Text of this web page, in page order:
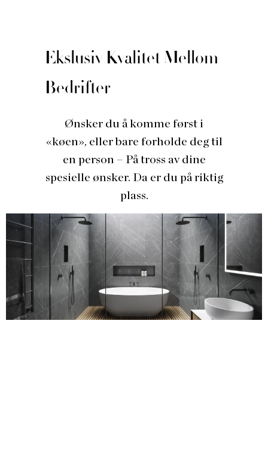
Ekslusiv Kvalitet Mellom
Bedrifter
Ønsker du å komme først i
«køen», eller bare forholde deg til
en person – På tross av dine
spesielle ønsker. Da er du på riktig
plass.